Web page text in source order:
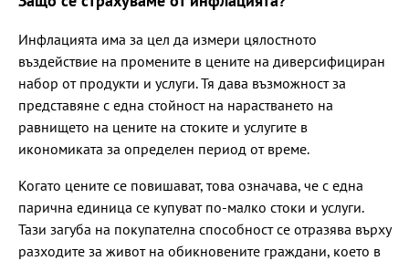
Инфлацията има за цел да измери цялостното
въздействие на промените в цените на диверсифициран
набор от продукти и услуги. Тя дава възможност за
представяне с една стойност на нарастването на
равнището на цените на стоките и услугите в
икономиката за определен период от време.
Когато цените се повишават, това означава, че с една
парична единица се купуват по-малко стоки и услуги.
Тази загуба на покупателна способност се отразява върху
разходите за живот на обикновените граждани, което в